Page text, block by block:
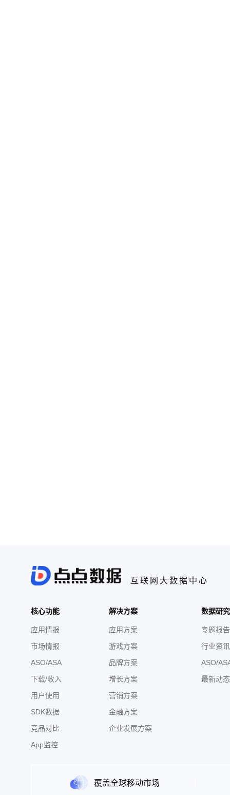
互联网大数据中心
核心功能
应用情报
市场情报
ASO/ASA
下载/收入
用户使用
SDK数据
竞品对比
App监控
解决方案
应用方案
游戏方案
品牌方案
增长方案
营销方案
金融方案
企业发展方案
数据研
专题报告
行业资讯
ASO/
最新动态
覆盖全球移动市场